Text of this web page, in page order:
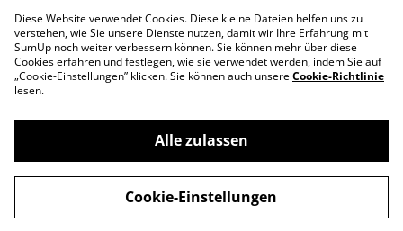
SumUp
Cookie-Richtlinie
©2026Designed by Iris
powered by
Diese Website verwendet Cookies. Diese kleine Dateien helfen uns zu
verstehen, wie Sie unsere Dienste nutzen, damit wir Ihre Erfahrung mit
SumUp noch weiter verbessern können. Sie können mehr über diese
Cookies erfahren und festlegen, wie sie verwendet werden, indem Sie auf
„Cookie-Einstellungen” klicken. Sie können auch unsereCookie-Richtlinie
lesen.
Alle zulassen
Cookie-Einstellungen